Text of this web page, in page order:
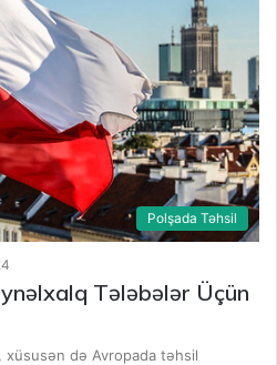
Polşada Təhsil
Tələbələr Üçün
xüsusən də Avropada təhsil